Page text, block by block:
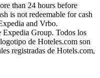
than 24 hours before
is not redeemable for cash
and Vrbo.
Expedia Group. Todos los
de Hoteles.com son
registradas de Hotels.com,